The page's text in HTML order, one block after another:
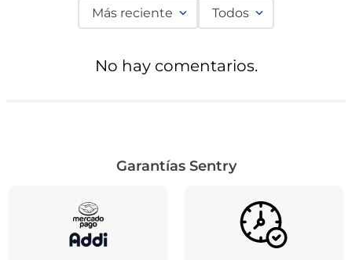
Más reciente Todos
No hay comentarios.
Garantías Sentry